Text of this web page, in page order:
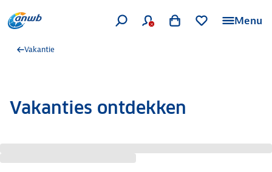
Menu
Vakantie
Vakanties ontdekken